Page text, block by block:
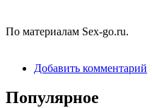
По материалам Sex-go.ru.
Добавить комментарий
Популярное